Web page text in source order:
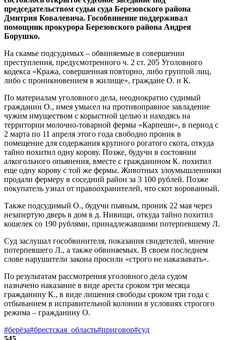
председательством судьи суда Березовского района
Дмитрия Ковалевича. Гособвинение поддерживал
помощник прокурора Березовского района Андрея
Борушко.
На скамье подсудимых – обвиняемые в совершении
преступления, предусмотренного ч. 2 ст. 205 Уголовного
кодекса «Кража, совершенная повторно, либо группой лиц,
либо с проникновением в жилище», граждане О. и К.
По материалам уголовного дела, неоднократно судимый
гражданин О., имея умысел на противоправное завладение
чужим имуществом с корыстной целью и находясь на
территории молочно-товарной фермы «Карпеши», в период с
2 марта по 11 апреля этого года свободно проник в
помещение для содержания крупного рогатого скота, откуда
тайно похитил одну корову. Позже, будучи в состоянии
алкогольного опьянения, вместе с гражданином К. похитил
еще одну корову с той же фермы. Животных злоумышленники
продали фермеру в соседний район за 3 100 рублей. Позже
покупатель узнал от правоохранителей, что скот ворованный.
Также подсудимый О., будучи пьяным, проник 22 мая через
незапертую дверь в дом в д. Нивищи, откуда тайно похитил
кошелек со 190 рублями, принадлежавшими потерпевшему Л.
Суд заслушал гособвинителя, показания свидетелей, мнение
потерпевшего Л., а также обвиняемых. В своем последнем
слове нарушители закона просили «строго не наказывать».
По результатам рассмотрения уголовного дела судом
назначено наказание в виде ареста сроком три месяца
гражданину К., в виде лишения свободы сроком три года с
отбыванием в исправительной колонии в условиях строгого
режима – гражданину О.
#берёза#брестская_область#приговор#суд